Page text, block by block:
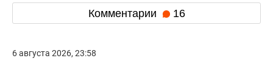
Комментарии 16
6 августа 2026, 23:58